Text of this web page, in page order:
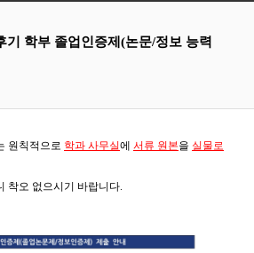
기 학부 졸업인증제(논문/정보 능력
원칙적으로 학과 사무실에 서류 원본을 실물로
착오 없으시기 바랍니다.